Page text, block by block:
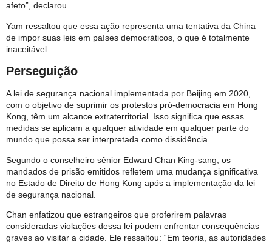
afeto”, declarou.
Yam ressaltou que essa ação representa uma tentativa da China
de impor suas leis em países democráticos, o que é totalmente
inaceitável.
Perseguição
A lei de segurança nacional implementada por Beijing em 2020,
com o objetivo de suprimir os protestos pró-democracia em Hong
Kong, têm um alcance extraterritorial. Isso significa que essas
medidas se aplicam a qualquer atividade em qualquer parte do
mundo que possa ser interpretada como dissidência.
Segundo o conselheiro sênior Edward Chan King-sang, os
mandados de prisão emitidos refletem uma mudança significativa
no Estado de Direito de Hong Kong após a implementação da lei
de segurança nacional.
Chan enfatizou que estrangeiros que proferirem palavras
consideradas violações dessa lei podem enfrentar consequências
graves ao visitar a cidade. Ele ressaltou: “Em teoria, as autoridades